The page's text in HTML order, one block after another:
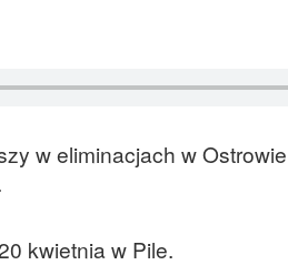
w eliminacjach w
kwietnia w Pile.